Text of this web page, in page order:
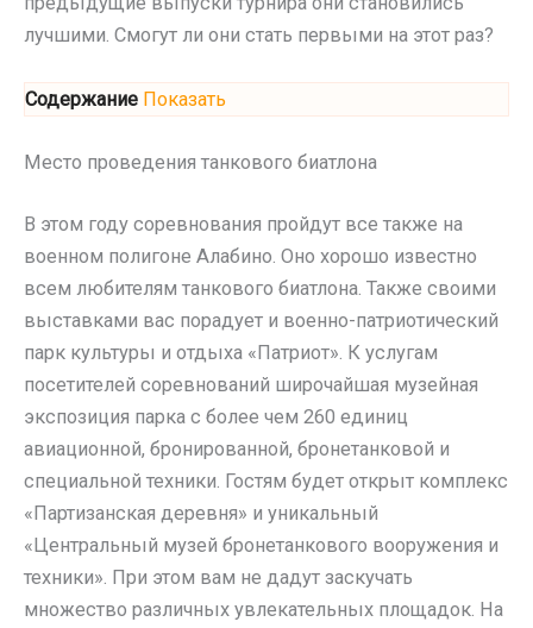
лучшими. Смогут ли они стать первыми на этот раз?
Содержание Показать
Место проведения танкового биатлона
В этом году соревнования пройдут все также на
военном полигоне Алабино. Оно хорошо известно
всем любителям танкового биатлона. Также своими
выставками вас порадует и военно-патриотический
парк культуры и отдыха «Патриот». К услугам
посетителей соревнований широчайшая музейная
экспозиция парка с более чем 260 единиц
авиационной, бронированной, бронетанковой и
специальной техники. Гостям будет открыт комплекс
«Партизанская деревня» и уникальный
«Центральный музей бронетанкового вооружения и
техники». При этом вам не дадут заскучать
множество различных увлекательных площадок. На